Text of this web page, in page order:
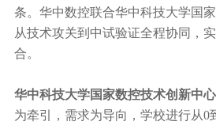
条。华中数控联合华中科技大学国
从技术攻关到中试验证全程协同，
合。
华中科技大学国家数控技术创新中
为牵引，需求为导向，学校进行从0